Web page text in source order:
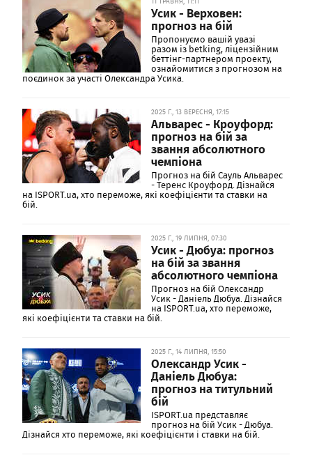
Усик - Верховен:
прогноз на бій
Пропонуємо вашій увазі
разом із betking, ліцензійним
беттінг-партнером проекту,
ознайомитися з прогнозом на
поєдинок за участі Олександра Усика.
2025 Г., 13 ВЕРЕСНЯ, 17:15
Альварес - Кроуфорд:
прогноз на бій за
звання абсолютного
чемпіона
Прогноз на бій Сауль Альварес
- Теренс Кроуфорд. Дізнайся
на ISPORT.ua, хто переможе, які коефіцієнти та ставки на
бій.
2025 Г., 19 ЛИПНЯ, 07:30
Усик - Дюбуа: прогноз
на бій за звання
абсолютного чемпіона
Прогноз на бій Олександр
Усик - Даніель Дюбуа. Дізнайся
на ISPORT.ua, хто переможе,
які коефіцієнти та ставки на бій.
2025 Г., 14 ЛИПНЯ, 15:50
Олександр Усик -
Даніель Дюбуа:
прогноз на титульний
бій
ISPORT.ua представляє
прогноз на бій Усик - Дюбуа.
Дізнайся хто переможе, які коефіцієнти і ставки на бій.